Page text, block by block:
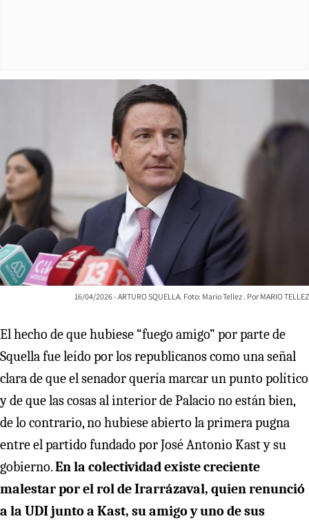
16/04/2026 - ARTURO SQUELLA. Foto: Mario Tellez MARIO TELLEZ
El hecho de que hubiese “fuego amigo” por parte de
Squella fue leído por los republicanos como una señal
clara de que el senador quería marcar un punto político
y de que las cosas al interior de Palacio no están bien,
de lo contrario, no hubiese abierto la primera pugna
entre el partido fundado por José Antonio Kast y su
gobierno.En la colectividad existe creciente
malestar por el rol de Irarrázaval, quien renunció
a la UDI junto a Kast, su amigo y uno de sus